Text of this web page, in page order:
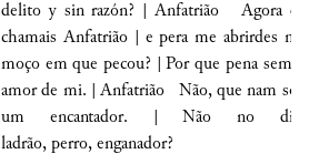
delito y sin razón? | Anfatrião Agora
chamais Anfatrião | e pera me abrirdes
moço em que pecou? | Por que pena sem
amor de mi. | Anfatrião Não, que nam sou
um encantador. | Não no
ladrão, perro, enganador?